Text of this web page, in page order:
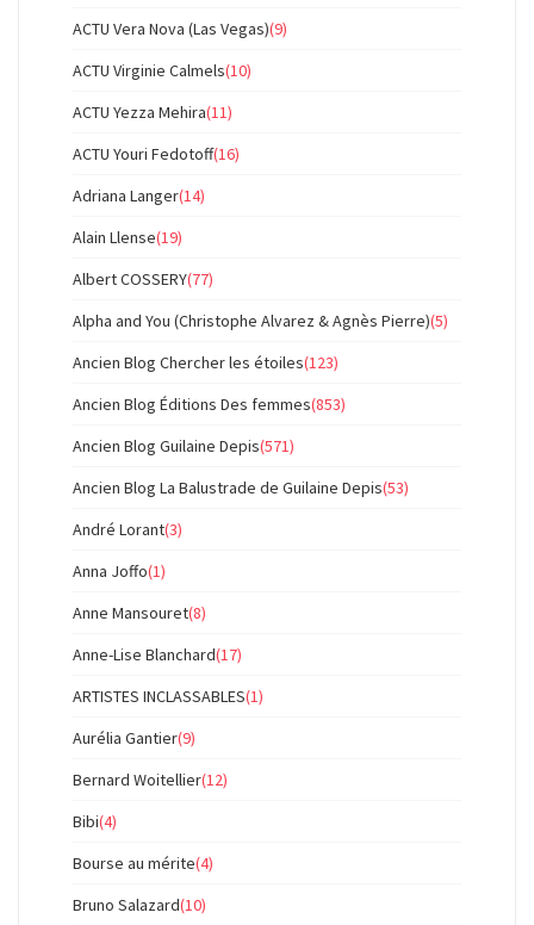
ACTU Vera Nova (Las Vegas)(9)
ACTU Virginie Calmels(10)
ACTU Yezza Mehira(11)
ACTU Youri Fedotoff(16)
Adriana Langer(14)
Alain Llense(19)
Albert COSSERY(77)
Alpha and You (Christophe Alvarez & Agnès Pierre)(5)
Ancien Blog Chercher les étoiles(123)
Ancien Blog Éditions Des femmes(853)
Ancien Blog Guilaine Depis(571)
Ancien Blog La Balustrade de Guilaine Depis(53)
André Lorant(3)
Anna Joffo(1)
Anne Mansouret(8)
Anne-Lise Blanchard(17)
ARTISTES INCLASSABLES(1)
Aurélia Gantier(9)
Bernard Woitellier(12)
Bibi(4)
Bourse au mérite(4)
Bruno Salazard(10)